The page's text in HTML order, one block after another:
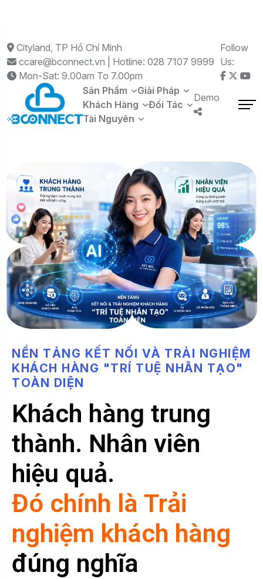
Cityland, TP Hồ Chí Minh
ccare@bconnect.vn | Hotline: 028 7107 9999
Mon-Sat: 9.00am To 7.00pm
Follow
Us:
Sản Phẩm
Giải Pháp
Khách Hàng
Đối Tác
Tài Nguyên
Demo
NỀN TẢNG KẾT NỐI VÀ TRẢI NGHIỆM
KHÁCH HÀNG "TRÍ TUỆ NHÂN TẠO"
TOÀN DIỆN
Khách hàng trung
thành. Nhân viên
hiệu quả.
Đó chính là Trải
nghiệm khách hàng
đúng nghĩa